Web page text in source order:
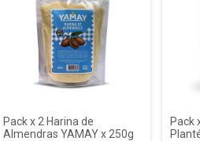
Pack x 2 Harina de
Almendras YAMAY x 250g
Pack